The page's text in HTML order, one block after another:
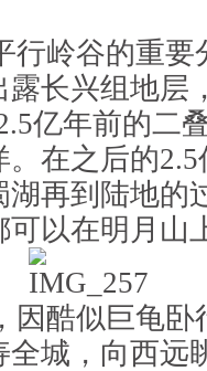
行岭谷的重
长兴组地层
亿年前的二
在之后的
再到陆地的
以在明月山
因酷似巨龟卧
城，向西远